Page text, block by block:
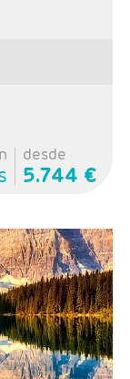
desde
5.744 €
26s
Quebec, 1n
2n Montreal 1
1n Banff,